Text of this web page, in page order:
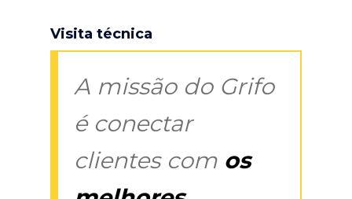
Visita técnica
A missão do Grifo
é conectar
clientes com os